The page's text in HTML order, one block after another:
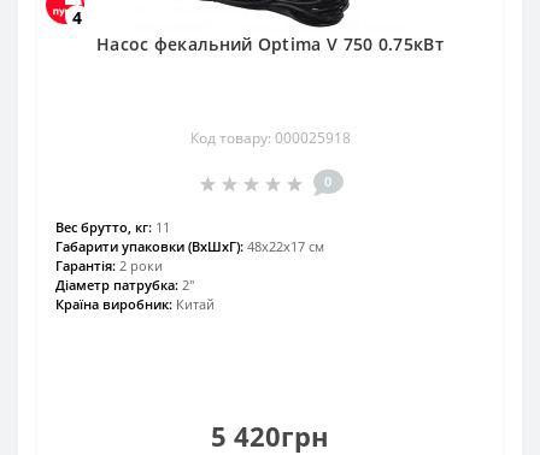
4
Насос фекальний Optima V 750 0.75кВт
Код товару: 000025918
0
Вес брутто, кг: 11
Габарити упаковки (ВхШхГ): 48х22х17 см
Гарантія: 2 роки
Діаметр патрубка: 2"
Країна виробник: Китай
5 420грн